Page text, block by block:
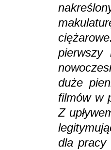
pierwszy
duże
filmów w
Z
dla pracy